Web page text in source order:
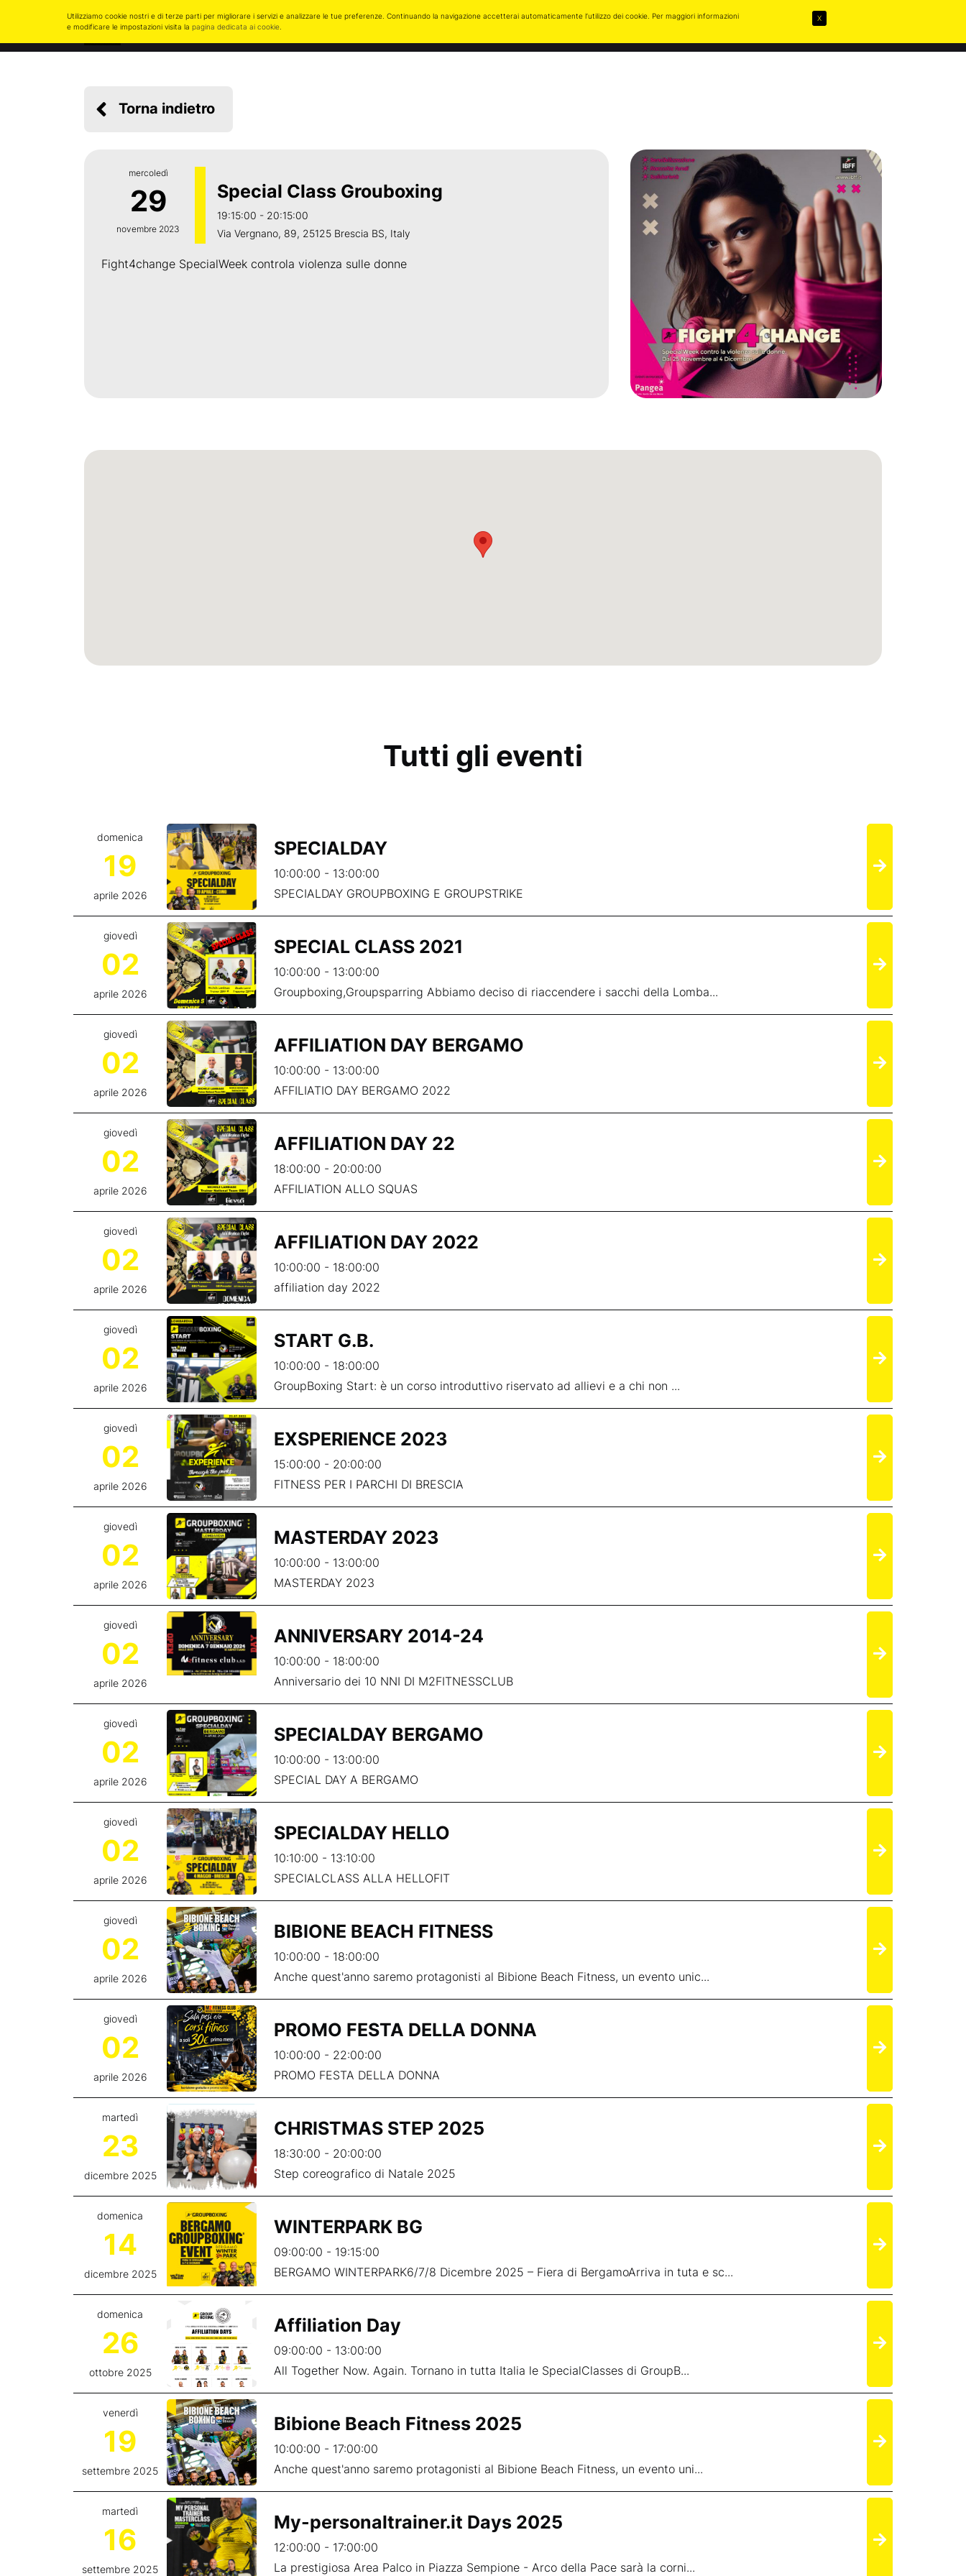
Home Corsi Orari Staff
Torna indietro
mercoledì
29
novembre 2023
Special Class Grouboxing
19:15:00 - 20:15:00
Via Vergnano, 89, 25125 Brescia BS, Italy
Fight4change SpecialWeek controla violenza sulle donne
Tutti gli eventi
domenica
19
aprile 2026
SPECIALDAY
10:00:00 - 13:00:00
SPECIALDAY GROUPBOXING E GROUPSTRIKE
giovedì
02
aprile 2026
SPECIAL CLASS 2021
10:00:00 - 13:00:00
Groupboxing,Groupsparring Abbiamo deciso di riaccendere i sacchi della Lomba...
giovedì
02
aprile 2026
AFFILIATION DAY BERGAMO
10:00:00 - 13:00:00
AFFILIATIO DAY BERGAMO 2022
giovedì
02
aprile 2026
AFFILIATION DAY 22
18:00:00 - 20:00:00
AFFILIATION ALLO SQUAS
giovedì
02
aprile 2026
AFFILIATION DAY 2022
10:00:00 - 18:00:00
affiliation day 2022
giovedì
02
aprile 2026
START G.B.
10:00:00 - 18:00:00
GroupBoxing Start: è un corso introduttivo riservato ad allievi e a chi non ...
giovedì
02
aprile 2026
EXSPERIENCE 2023
15:00:00 - 20:00:00
FITNESS PER I PARCHI DI BRESCIA
giovedì
02
aprile 2026
MASTERDAY 2023
10:00:00 - 13:00:00
MASTERDAY 2023
giovedì
02
aprile 2026
ANNIVERSARY 2014-24
10:00:00 - 18:00:00
Anniversario dei 10 NNI DI M2FITNESSCLUB
giovedì
02
aprile 2026
SPECIALDAY BERGAMO
10:00:00 - 13:00:00
SPECIAL DAY A BERGAMO
giovedì
02
aprile 2026
SPECIALDAY HELLO
10:10:00 - 13:10:00
SPECIALCLASS ALLA HELLOFIT
giovedì
02
aprile 2026
BIBIONE BEACH FITNESS
10:00:00 - 18:00:00
Anche quest'anno saremo protagonisti al Bibione Beach Fitness, un evento unic...
giovedì
02
aprile 2026
PROMO FESTA DELLA DONNA
10:00:00 - 22:00:00
PROMO FESTA DELLA DONNA
martedì
23
dicembre 2025
CHRISTMAS STEP 2025
18:30:00 - 20:00:00
Step coreografico di Natale 2025
domenica
14
dicembre 2025
WINTERPARK BG
09:00:00 - 19:15:00
BERGAMO WINTERPARK6/7/8 Dicembre 2025 – Fiera di BergamoArriva in tuta e sc...
domenica
26
ottobre 2025
Affiliation Day
09:00:00 - 13:00:00
All Together Now. Again. Tornano in tutta Italia le SpecialClasses di GroupB...
venerdì
19
settembre 2025
Bibione Beach Fitness 2025
10:00:00 - 17:00:00
Anche quest'anno saremo protagonisti al Bibione Beach Fitness, un evento uni...
martedì
16
settembre 2025
My-personaltrainer.it Days 2025
12:00:00 - 17:00:00
La prestigiosa Area Palco in Piazza Sempione - Arco della Pace sarà la corni...
Utilizziamo cookie nostri e di terze parti per migliorare i servizi e analizzare le tue preferenze. Continuando la navigazione accetterai automaticamente l’utilizzo dei cookie. Per maggiori informazioni
e modificare le impostazioni visita la pagina dedicata ai cookie.
X